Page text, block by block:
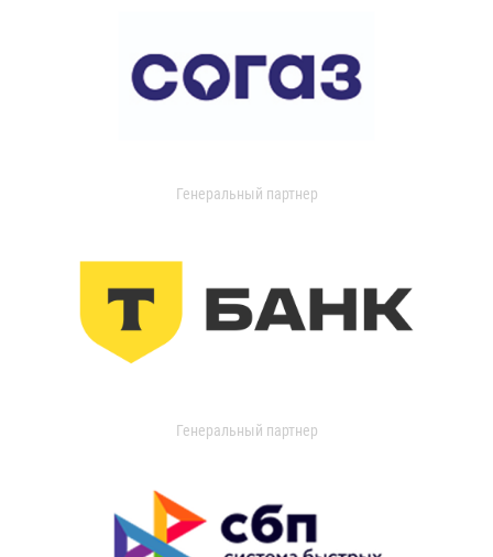
Генеральный партнер
Генеральный партнер